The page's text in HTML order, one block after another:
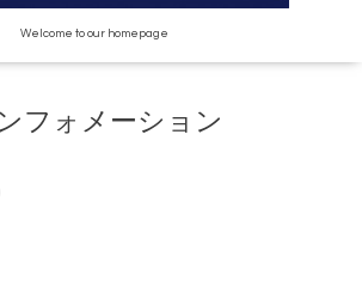
Welcome to our homepage
フォメーション